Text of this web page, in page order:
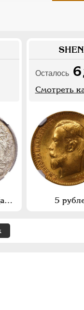
1 риксдалер 1855 года, FK FF. Дания
Осталось 6
Смотреть
5